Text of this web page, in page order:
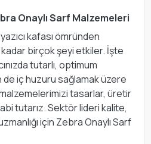
Onaylı Sarf Malzemeleri
kafası ömründen
birçok şeyi etkiler. İşte
tutarlı, optimum
iç huzuru sağlamak üzere
tasarlar, üretir
tutarız. Sektör lideri kalite,
için Zebra Onaylı Sarf